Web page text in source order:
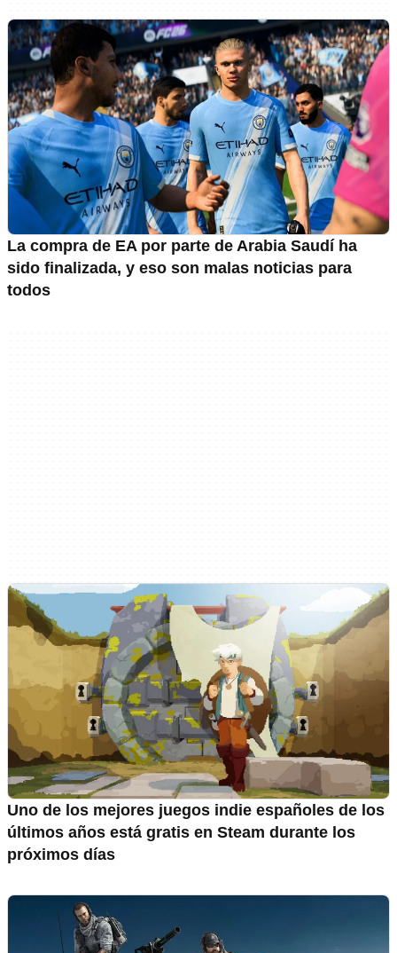
La compra de EA por parte de Arabia Saudí ha
sido finalizada, y eso son malas noticias para
todos
Uno de los mejores juegos indie españoles de los
últimos años está gratis en Steam durante los
próximos días